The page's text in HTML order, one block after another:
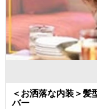
＜お洒落な内装＞髪
バー